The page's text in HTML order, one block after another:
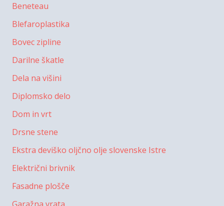
Beneteau
Blefaroplastika
Bovec zipline
Darilne škatle
Dela na višini
Diplomsko delo
Dom in vrt
Drsne stene
Ekstra deviško oljčno olje slovenske Istre
Električni brivnik
Fasadne plošče